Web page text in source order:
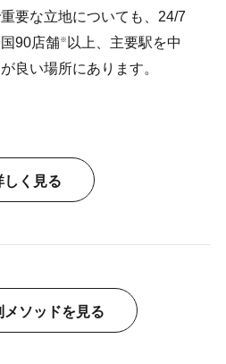
要な立地についても、24/7
90店舗※ 以上、主要駅を中
良い場所にあります。
しく見る
メソッドを見る